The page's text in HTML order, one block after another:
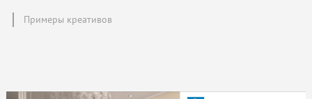
Примеры креативов